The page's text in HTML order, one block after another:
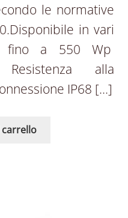
le normative
in vari
fino a 550 Wp
alla
IP68 […]
carrello